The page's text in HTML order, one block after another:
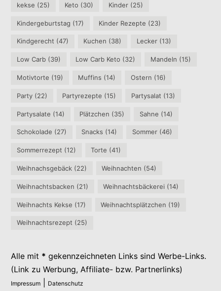
kekse (25) Keto (30) Kinder(25)
Kindergeburtstag (17) Kinder Rezepte (23)
Kindgerecht (47) Kuchen (38) Lecker(13)
Low Carb (39) Low Carb Keto (32) Mandeln (15)
Motivtorte (19) Muffins (14) Ostern (16)
Party (22) Partyrezepte (15) Partysalat (13)
Partysalate (14) Plätzchen (35) Sahne (14)
Schokolade (27) Snacks (14) Sommer(46)
Sommerrezept (12) Torte (41)
Weihnachsgebäck (22) Weihnachten (54)
Weihnachtsbacken (21) Weihnachtsbäckerei (14)
Weihnachts Kekse (17) Weihnachtsplätzchen (19)
Weihnachtsrezept (25)
Alle mit * gekennzeichneten Links sind Werbe-Links.
(Link zu Werbung, Affiliate- bzw. Partnerlinks)
Impressum Datenschutz